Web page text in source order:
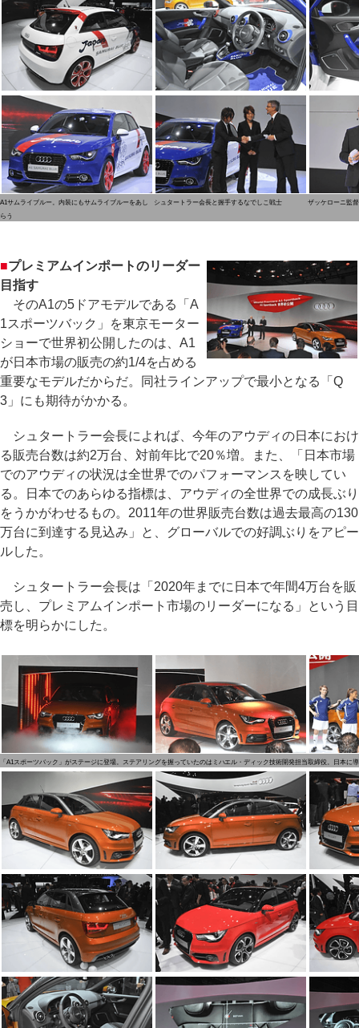
A1サムライブルー。内装にもサムライブルーをあし
らう
シュタートラー会長と握手するなでしこ戦士 ザッケローニ監
■プレミアムインポートのリーダー
目指す
そのA1の5ドアモデルである「A
1スポーツバック」を東京モーター
ショーで世界初公開したのは、A1
が日本市場の販売の約1/4を占める
重要なモデルだからだ。同社ラインアップで最小となる「Q
3」にも期待がかかる。
シュタートラー会長によれば、今年のアウディの日本におけ
る販売台数は約2万台、対前年比で20％増。また、「日本市場
でのアウディの状況は全世界でのパフォーマンスを映してい
る。日本でのあらゆる指標は、アウディの全世界での成長ぶり
をうかがわせるもの。2011年の世界販売台数は過去最高の130
万台に到達する見込み」と、グローバルでの好調ぶりをアピー
ルした。
シュタートラー会長は「2020年までに日本で年間4万台を販
売し、プレミアムインポート市場のリーダーになる」という目
標を明らかにした。
「A1スポーツバック」がステージに登場。ステアリングを握っていたのはミハエル・ディック技術開発担当取締役。日本に